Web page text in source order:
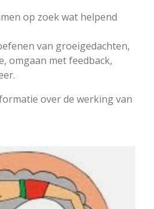
op zoek wat helpend
van groeigedachten,
omgaan met feedback,
over de werking van